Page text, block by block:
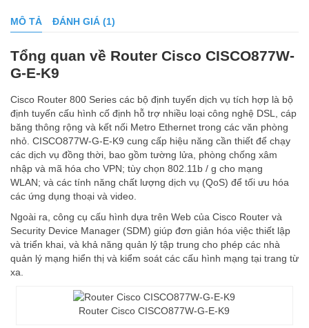
MÔ TẢ ĐÁNH GIÁ (1)
Tổng quan về Router Cisco CISCO877W-
G-E-K9
Cisco Router 800 Series các bộ định tuyến dịch vụ tích hợp là bộ
định tuyến cấu hình cố định hỗ trợ nhiều loại công nghệ DSL, cáp
băng thông rộng và kết nối Metro Ethernet trong các văn phòng
nhỏ. CISCO877W-G-E-K9 cung cấp hiệu năng cần thiết để chạy
các dịch vụ đồng thời, bao gồm tường lửa, phòng chống xâm
nhập và mã hóa cho VPN; tùy chọn 802.11b / g cho mạng
WLAN; và các tính năng chất lượng dịch vụ (QoS) để tối ưu hóa
các ứng dụng thoại và video.
Ngoài ra, công cụ cấu hình dựa trên Web của Cisco Router và
Security Device Manager (SDM) giúp đơn giản hóa việc thiết lập
và triển khai, và khả năng quản lý tập trung cho phép các nhà
quản lý mạng hiển thị và kiểm soát các cấu hình mạng tại trang từ
xa.
Router Cisco CISCO877W-G-E-K9